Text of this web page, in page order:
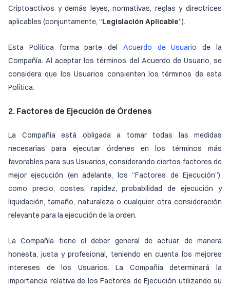
Criptoactivos y demás leyes, normativas, reglas y directrices
aplicables (conjuntamente, “Legislación Aplicable”).
Esta Política forma parte del Acuerdo de Usuario de la
Compañía. Al aceptar los términos del Acuerdo de Usuario, se
considera que los Usuarios consienten los términos de esta
Política.
2. Factores de Ejecución de Órdenes
La Compañía está obligada a tomar todas las medidas
necesarias para ejecutar órdenes en los términos más
favorables para sus Usuarios, considerando ciertos factores de
mejor ejecución (en adelante, los “Factores de Ejecución”),
como precio, costes, rapidez, probabilidad de ejecución y
liquidación, tamaño, naturaleza o cualquier otra consideración
relevante para la ejecución de la orden.
La Compañía tiene el deber general de actuar de manera
honesta, justa y profesional, teniendo en cuenta los mejores
intereses de los Usuarios. La Compañía determinará la
importancia relativa de los Factores de Ejecución utilizando su